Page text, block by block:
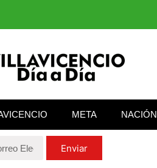
META NACIÓN
Enviar